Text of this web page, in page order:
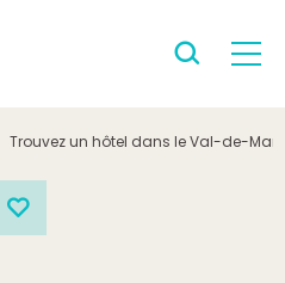
Trouvez un hôtel dans le Val-de-